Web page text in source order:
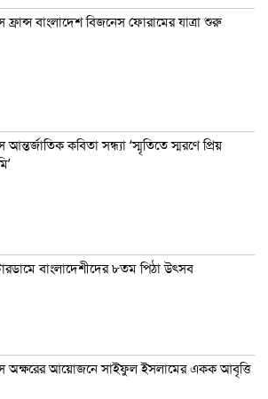
ফ্রান্স বাংলাদেশ বিজনেস ফোরামের যাত্রা শুরু
আন্তর্জাতিক কবিতা সন্ধ্যা ‘স্মৃতিতে স্মরণে প্রিয়
বাংলাদেশীদের ৮তম পিঠা উৎসব
অক্ষরের আয়োজনে সাইফুল ইসলামের একক আবৃত্তি